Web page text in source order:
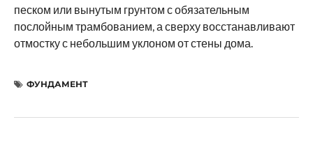
песком или вынутым грунтом с обязательным
послойным трамбованием, а сверху восстанавливают
отмостку с небольшим уклоном от стены дома.
ФУНДАМЕНТ